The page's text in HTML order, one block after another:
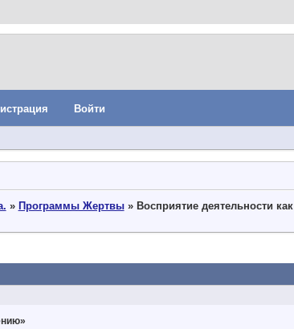
Войти
» Программы Жертвы » Восприятие деятельности как